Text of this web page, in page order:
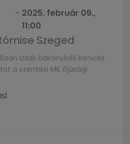
- 2025. február 09.,
11:00
Szeged
Izsák bakonybéli bencés
a szentesi MK Ifjúsági